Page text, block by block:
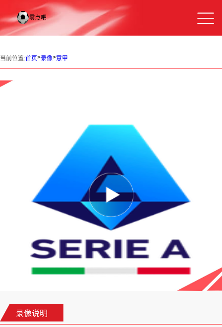
当前位置:首页>录像>意甲
录像说明